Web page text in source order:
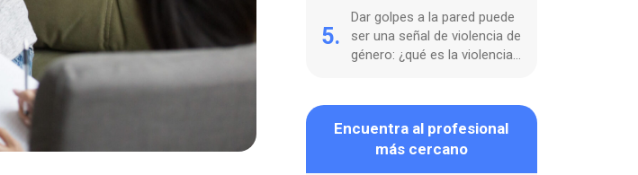
5.
Dar golpes a la pared puede
ser una señal de violencia de
género: ¿qué es la violencia
Encuentra al profesional
más cercano